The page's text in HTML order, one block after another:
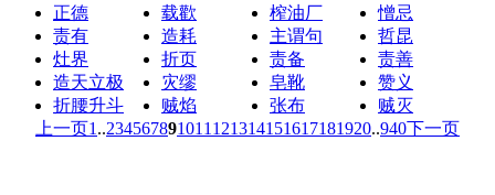
正德
载歡 榨油厂
憎忌
责有
造耗 主谓句
哲昆
灶界
折页 责备
责善
造天立极
灾缪 皂靴
赞义
折腰升斗
贼焰 张布
贼灭
上一页1 ..234567891011 121314151617181920..940下一页